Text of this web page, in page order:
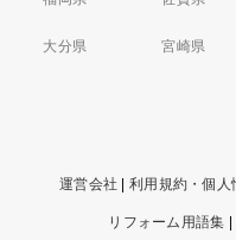
大分県 宮崎県
運営会社 利用規約・個人
リフォーム用語集